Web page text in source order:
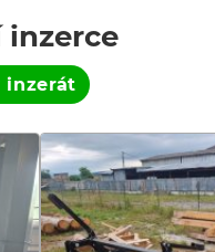
inzerce
inzerát